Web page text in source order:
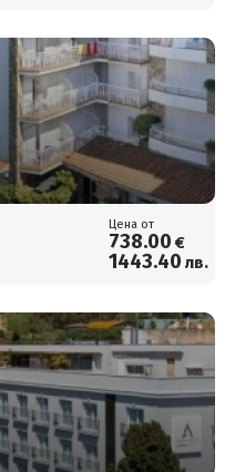
Цена от
738.00 €
1443.40 лв.